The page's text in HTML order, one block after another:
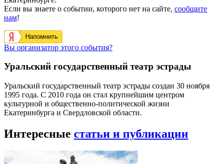
Если вы знаете о событии, которого нет на сайте, сообщите
нам!
Напомнить
Вы организатор этого события?
Уральский государственный театр эстрады
Уральский государственный театр эстрады создан 30 ноября
1995 года. С 2010 года он стал крупнейшим центром
культурной и общественно-политической жизни
Екатеринбурга и Свердловской области.
Интересные статьи и публикации